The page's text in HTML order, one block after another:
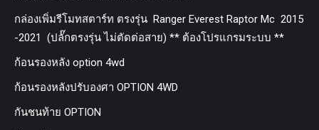
กล่องเพิ่มรีโมทสตาร์ท ตรงรุ่น Ranger Everest Raptor Mc 2015
-2021 (ปลั๊กตรงรุ่น ไม่ตัดต่อสาย) ** ต้องโปรแกรมระบบ **
ก้อนรองหลัง option 4wd
ก้อนรองหลังปรับองศา OPTION 4WD
กันชนท้าย OPTION